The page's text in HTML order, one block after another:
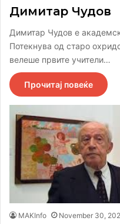
Димитар Чудов
Димитар Чудов е
Потекнува од старо
велеше првите учители…
Прочитај повеќе
MAKInfo November 30,